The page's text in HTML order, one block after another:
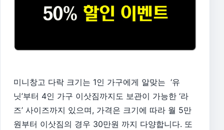
미니창고 다락 크기는 1인 가구에게 알맞는 ‘유
닛’부터 4인 가구 이삿짐까지도 보관이 가능한 ‘라
즈’ 사이즈까지 있으며, 가격은 크기에 따라 월 5만
원부터 이삿짐의 경우 30만원 까지 다양합니다. 또